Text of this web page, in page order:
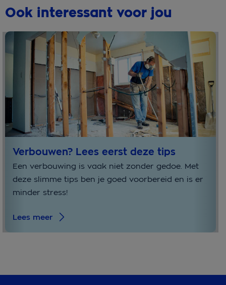
Ook interessant voor jou
Verbouwen? Lees eerst deze tips
Een verbouwing is vaak niet zonder gedoe. Met
deze slimme tips ben je goed voorbereid en is er
minder stress!
Lees meer